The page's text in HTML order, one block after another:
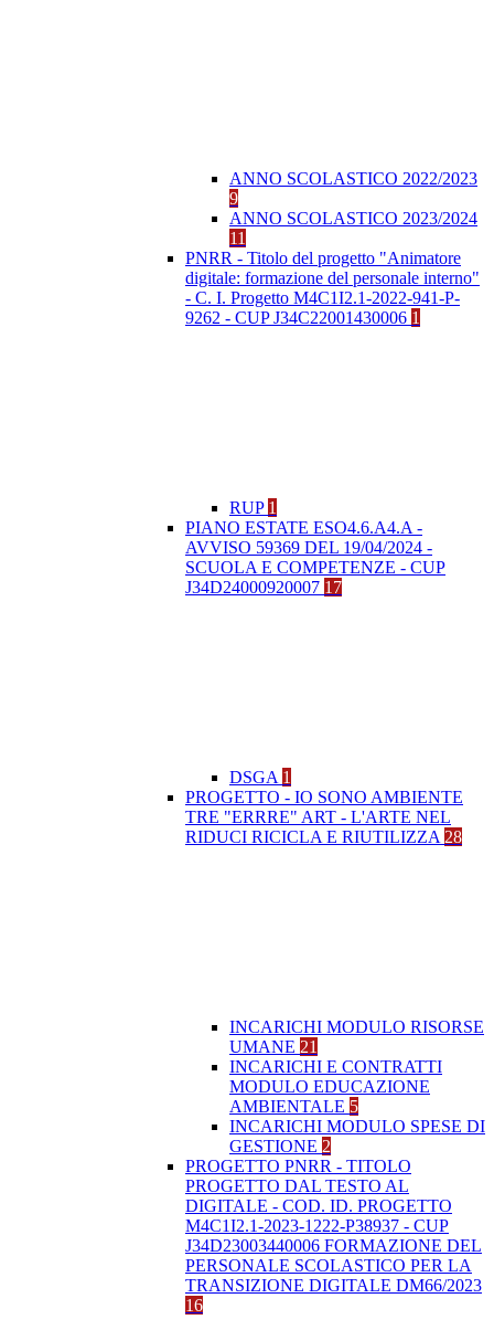
ANNO SCOLASTICO 2022/2023
9
ANNO SCOLASTICO 2023/2024
11
PNRR - Titolo del progetto "Animatore
digitale: formazione del personale interno"
- C. I. Progetto M4C1I2.1-2022-941-P-
9262 - CUP J34C22001430006 1
RUP 1
PIANO ESTATE ESO4.6.A4.A -
AVVISO 59369 DEL 19/04/2024 -
SCUOLA E COMPETENZE - CUP
J34D24000920007 17
DSGA 1
PROGETTO - IO SONO AMBIENTE
TRE "ERRRE" ART - L'ARTE NEL
RIDUCI RICICLA E RIUTILIZZA 28
INCARICHI MODULO RISORSE
UMANE 21
INCARICHI E CONTRATTI
MODULO EDUCAZIONE
AMBIENTALE 5
INCARICHI MODULO SPESE DI
GESTIONE 2
PROGETTO PNRR - TITOLO
PROGETTO DAL TESTO AL
DIGITALE - COD. ID. PROGETTO
M4C1I2.1-2023-1222-P38937 - CUP
J34D23003440006 FORMAZIONE DEL
PERSONALE SCOLASTICO PER LA
TRANSIZIONE DIGITALE DM66/2023
16